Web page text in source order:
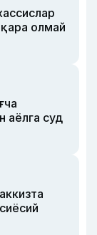
олмай
аёлга суд